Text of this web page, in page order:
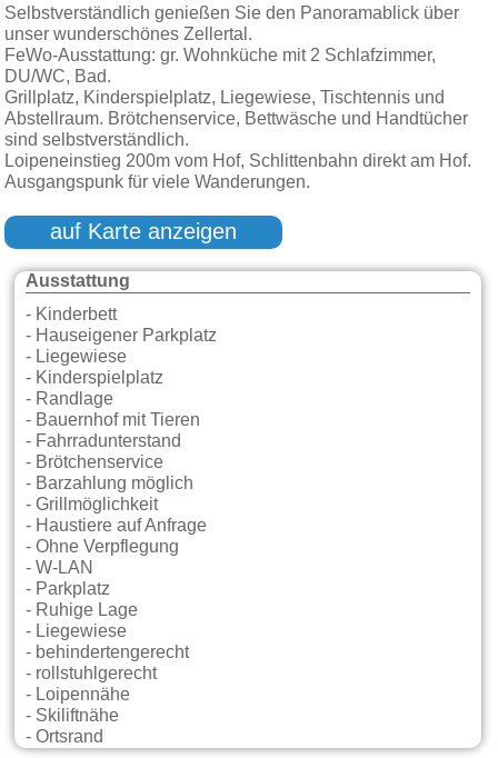
Selbstverständlich genießen Sie den Panoramablick über
unser wunderschönes Zellertal.
FeWo-Ausstattung: gr. Wohnküche mit 2 Schlafzimmer,
DU/WC, Bad.
Grillplatz, Kinderspielplatz, Liegewiese, Tischtennis und
Abstellraum. Brötchenservice, Bettwäsche und Handtücher
sind selbstverständlich.
Loipeneinstieg 200m vom Hof, Schlittenbahn direkt am Hof.
Ausgangspunk für viele Wanderungen.
auf Karte anzeigen
Ausstattung
- Kinderbett
- Hauseigener Parkplatz
- Liegewiese
- Kinderspielplatz
- Randlage
- Bauernhof mit Tieren
- Fahrradunterstand
- Brötchenservice
- Barzahlung möglich
- Grillmöglichkeit
- Haustiere auf Anfrage
- Ohne Verpflegung
- W-LAN
- Parkplatz
- Ruhige Lage
- Liegewiese
- behindertengerecht
- rollstuhlgerecht
- Loipennähe
- Skiliftnähe
- Ortsrand